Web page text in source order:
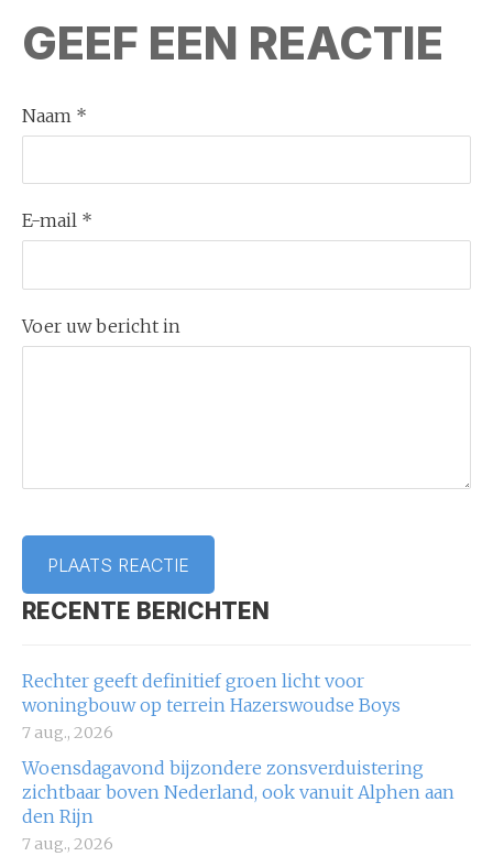
RECENTE BERICHTEN
Rechter geeft definitief groen licht voor
woningbouw op terrein Hazerswoudse Boys
7 aug., 2026
Woensdagavond bijzondere zonsverduistering
zichtbaar boven Nederland, ook vanuit Alphen aan
den Rijn
7 aug., 2026
GEEF EEN REACTIE
Naam *
E-mail *
Voer uw bericht in